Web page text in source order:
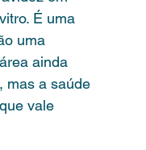
É uma
uma
ainda
mas a saúde
vale